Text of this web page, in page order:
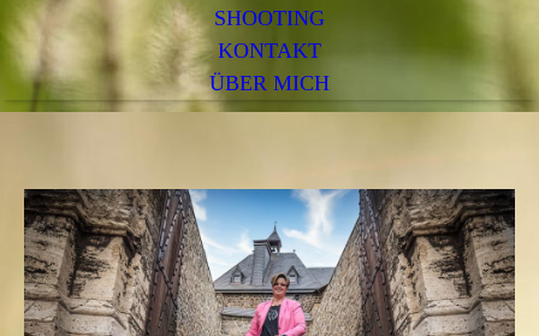
SHOOTING
KONTAKT
ÜBER MICH